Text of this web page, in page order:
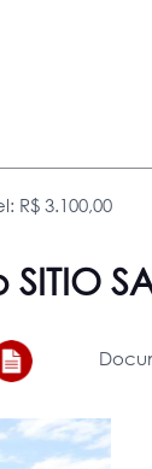
R$ 3.100,00